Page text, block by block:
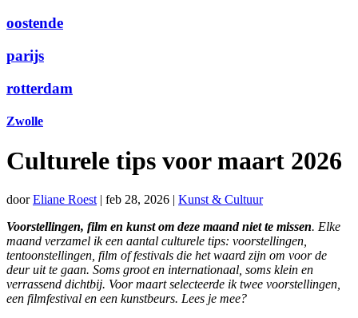
oostende
parijs
rotterdam
Zwolle
Culturele tips voor maart 2026
doorEliane Roest | feb 28, 2026 | Kunst & Cultuur
Voorstellingen, film en kunst om deze maand niet te missen. Elke
maand verzamel ik een aantal culturele tips: voorstellingen,
tentoonstellingen, film of festivals die het waard zijn om voor de
deur uit te gaan. Soms groot en internationaal, soms klein en
verrassend dichtbij. Voor maart selecteerde ik twee voorstellingen,
een filmfestival en een kunstbeurs. Lees je mee?